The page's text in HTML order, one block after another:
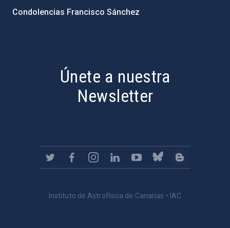
Condolencias Francisco Sánchez
Únete a nuestra
Newsletter
Instituto de Astrofísica de Canarias • IAC